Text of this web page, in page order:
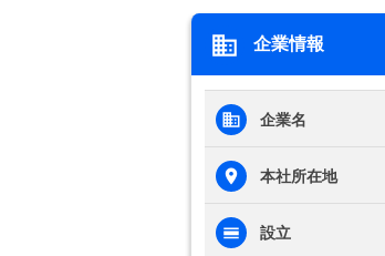
企業情報
企業名
本社所在地
設立